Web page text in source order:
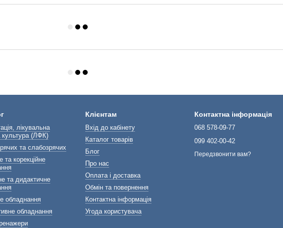
лікувальна
культура (ЛФК)
та слабозрячих
та корекційне
та дидактичне
обладнання
обладнання
Клієнтам
Вхід до кабінету
Каталог товарів
Блог
Про нас
Оплата і доставка
Обмін та повернення
Контактна інформація
Угода користувача
Контактна інформація
068 578-09-77
099 402-00-42
Передзвонити вам?